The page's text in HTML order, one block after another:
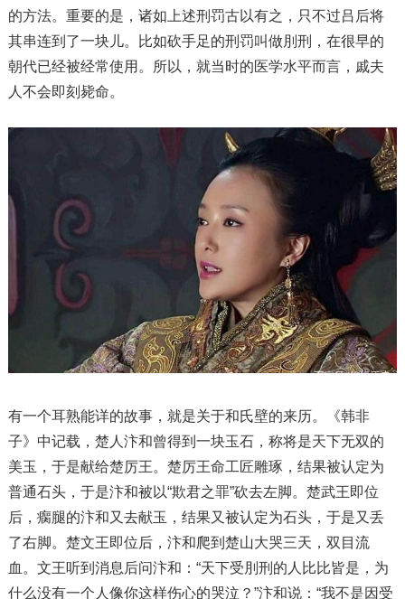
的方法。重要的是，诸如上述刑罚古以有之，只不过吕后将
其串连到了一块儿。比如砍手足的刑罚叫做刖刑，在很早的
朝代已经被经常使用。所以，就当时的医学水平而言，戚夫
人不会即刻毙命。
有一个耳熟能详的故事，就是关于和氏壁的来历。《韩非
子》中记载，楚人汴和曾得到一块玉石，称将是天下无双的
美玉，于是献给楚厉王。楚厉王命工匠雕琢，结果被认定为
普通石头，于是汴和被以“欺君之罪”砍去左脚。楚武王即位
后，瘸腿的汴和又去献玉，结果又被认定为石头，于是又丢
了右脚。楚文王即位后，汴和爬到楚山大哭三天，双目流
血。文王听到消息后问汴和：“天下受刖刑的人比比皆是，为
什么没有一个人像你这样伤心的哭泣？”汴和说：“我不是因受